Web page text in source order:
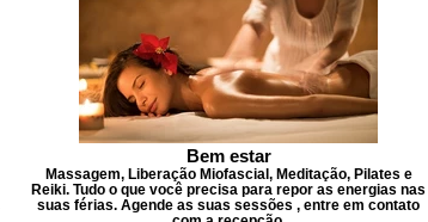
Bem estar
Massagem, Liberação Miofascial, Meditação, Pilates e
Reiki. Tudo o que você precisa para repor as energias nas
suas férias. Agende as suas sessões , entre em contato